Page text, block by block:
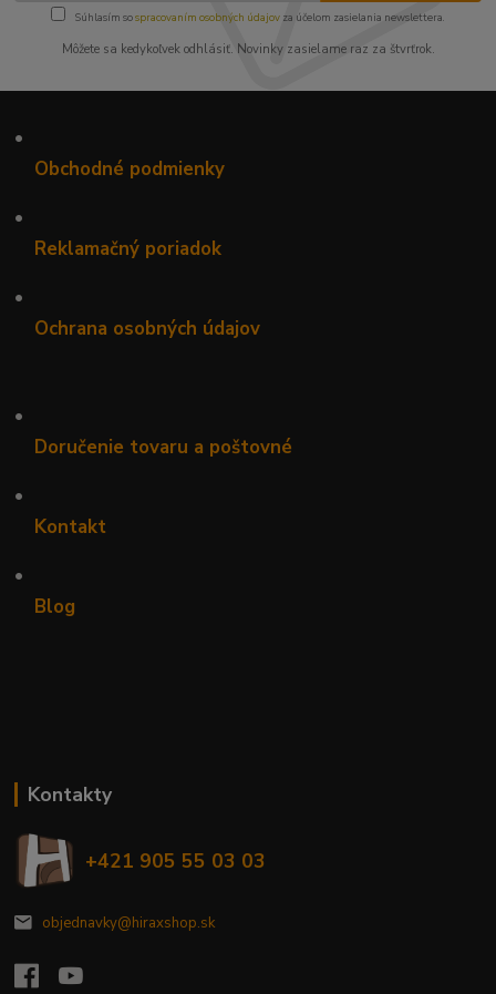
Súhlasím sospracovaním osobných údajov za účelom zasielania newslettera.
Môžete sa kedykoľvek odhlásiť. Novinky zasielame raz za štvrťrok.
•
Obchodné podmienky
•
Reklamačný poriadok
•
Ochrana osobných údajov
•
Doručenie tovaru a poštovné
•
Kontakt
•
Blog
Kontakty
+421 905 55 03 03
objednavky@hiraxshop.sk